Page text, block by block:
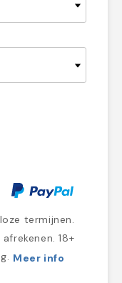
termijnen.
18+
Meer info